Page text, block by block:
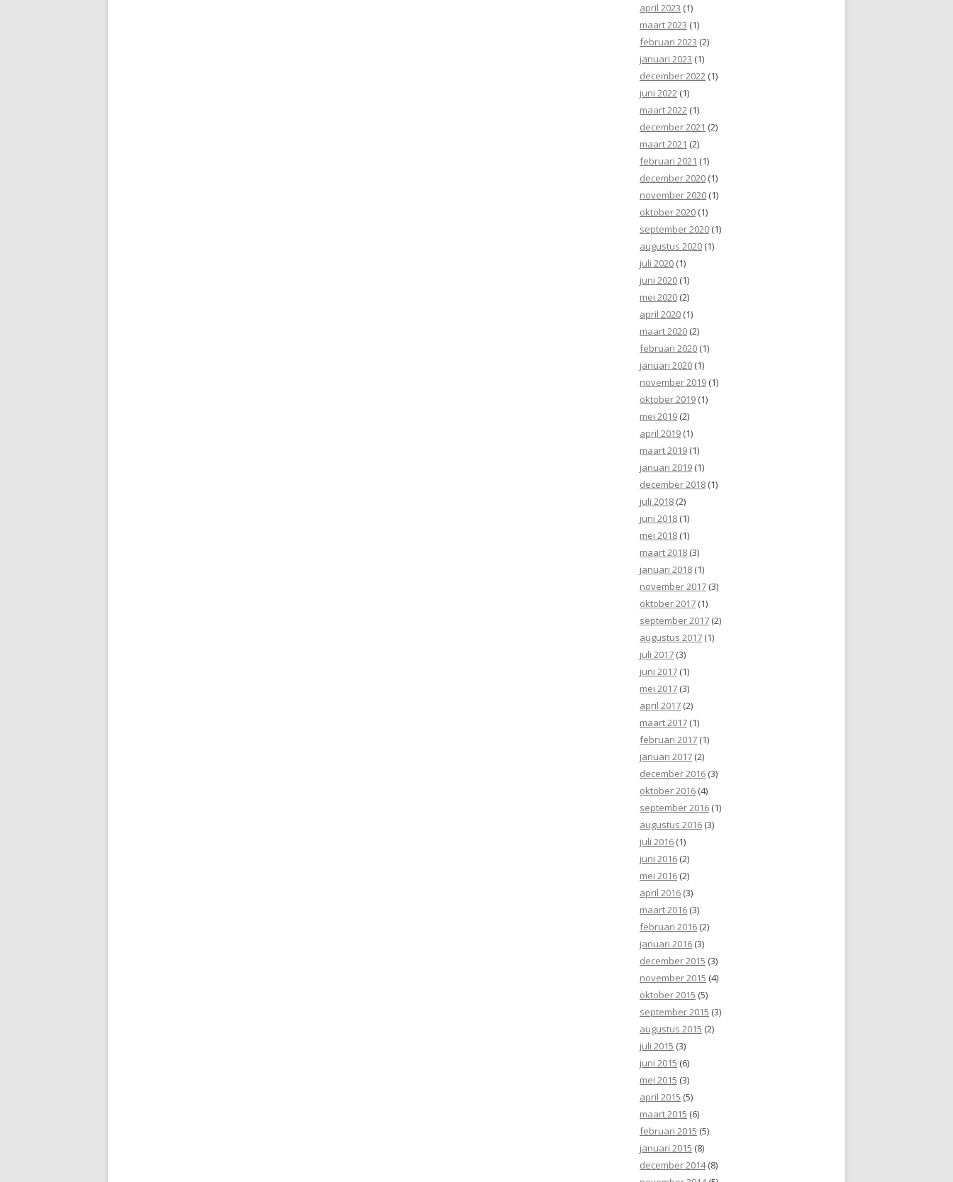
april 2023 (1)
maart 2023 (1)
februari 2023 (2)
januari 2023 (1)
december 2022 (1)
juni 2022 (1)
maart 2022 (1)
december 2021 (2)
maart 2021 (2)
februari 2021 (1)
december 2020 (1)
november 2020 (1)
oktober 2020 (1)
september 2020 (1)
augustus 2020 (1)
juli 2020 (1)
juni 2020 (1)
mei 2020 (2)
april 2020 (1)
maart 2020 (2)
februari 2020 (1)
januari 2020 (1)
november 2019 (1)
oktober 2019 (1)
mei 2019 (2)
april 2019 (1)
maart 2019 (1)
januari 2019 (1)
december 2018 (1)
juli 2018 (2)
juni 2018 (1)
mei 2018 (1)
maart 2018 (3)
januari 2018 (1)
november 2017 (3)
oktober 2017 (1)
september 2017 (2)
augustus 2017 (1)
juli 2017 (3)
juni 2017 (1)
mei 2017 (3)
april 2017 (2)
maart 2017 (1)
februari 2017 (1)
januari 2017 (2)
december 2016 (3)
oktober 2016 (4)
september 2016 (1)
augustus 2016 (3)
juli 2016 (1)
juni 2016 (2)
mei 2016 (2)
april 2016 (3)
maart 2016 (3)
februari 2016 (2)
januari 2016 (3)
december 2015 (3)
november 2015 (4)
oktober 2015 (5)
september 2015 (3)
augustus 2015 (2)
juli 2015 (3)
juni 2015 (6)
mei 2015 (3)
april 2015 (5)
maart 2015 (6)
februari 2015 (5)
januari 2015 (8)
december 2014(8)